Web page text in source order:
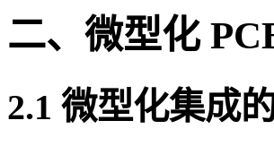
二、微型化
2.1 微型化集成